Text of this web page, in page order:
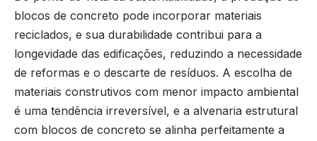
blocos de concreto pode incorporar materiais
reciclados, e sua durabilidade contribui para a
longevidade das edificações, reduzindo a necessidade
de reformas e o descarte de resíduos. A escolha de
materiais construtivos com menor impacto ambiental
é uma tendência irreversível, e a alvenaria estrutural
com blocos de concreto se alinha perfeitamente a